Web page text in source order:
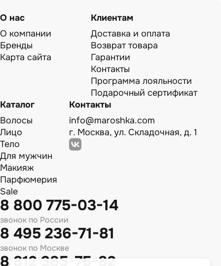
О нас
О компании
Бренды
Карта сайта
Клиентам
Доставка и оплата
Возврат товара
Гарантии
Контакты
Программа лояльности
Подарочный сертификат
Каталог
Волосы
Лицо
Тело
Для мужчин
Макияж
Парфюмерия
Sale
Контакты
info@maroshka.com
г. Москва, ул. Складочная, д. 1
8 800 775-03-14
звонок по России
8 495 236-71-81
звонок по Москве
8 812 385-75-82